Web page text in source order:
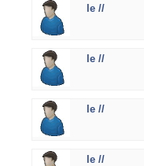
le //
le //
le //
le //